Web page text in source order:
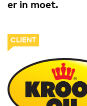
er in moet.
CLIENT